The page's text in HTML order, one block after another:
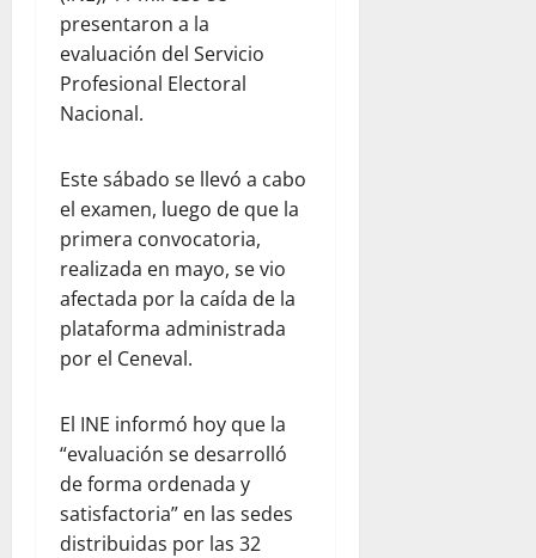
presentaron a la
evaluación del Servicio
Profesional Electoral
Nacional.
Este sábado se llevó a cabo
el examen, luego de que la
primera convocatoria,
realizada en mayo, se vio
afectada por la caída de la
plataforma administrada
por el Ceneval.
El INE informó hoy que la
“evaluación se desarrolló
de forma ordenada y
satisfactoria” en las sedes
distribuidas por las 32